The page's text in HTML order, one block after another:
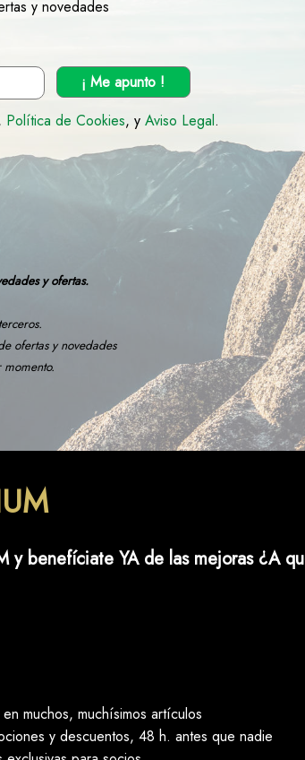
y novedades
¡ Me apunto !
Política de Cookies, y Aviso Legal.
y ofertas.
ofertas y novedades
y benefíciate YA de las mejoras ¿A
muchos, muchísimos artículos
y descuentos, 48 h. antes que nadie